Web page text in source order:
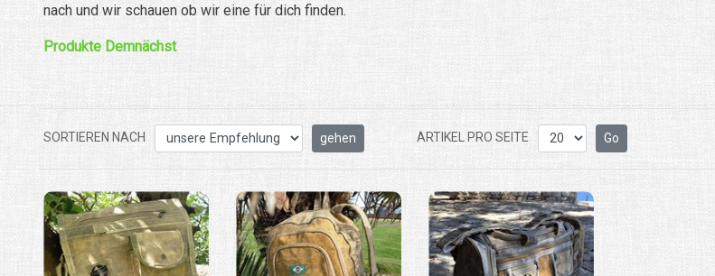
nach und wir schauen ob wir eine für dich finden.
Produkte Demnächst
SORTIEREN NACH ARTIKEL PRO SEITE